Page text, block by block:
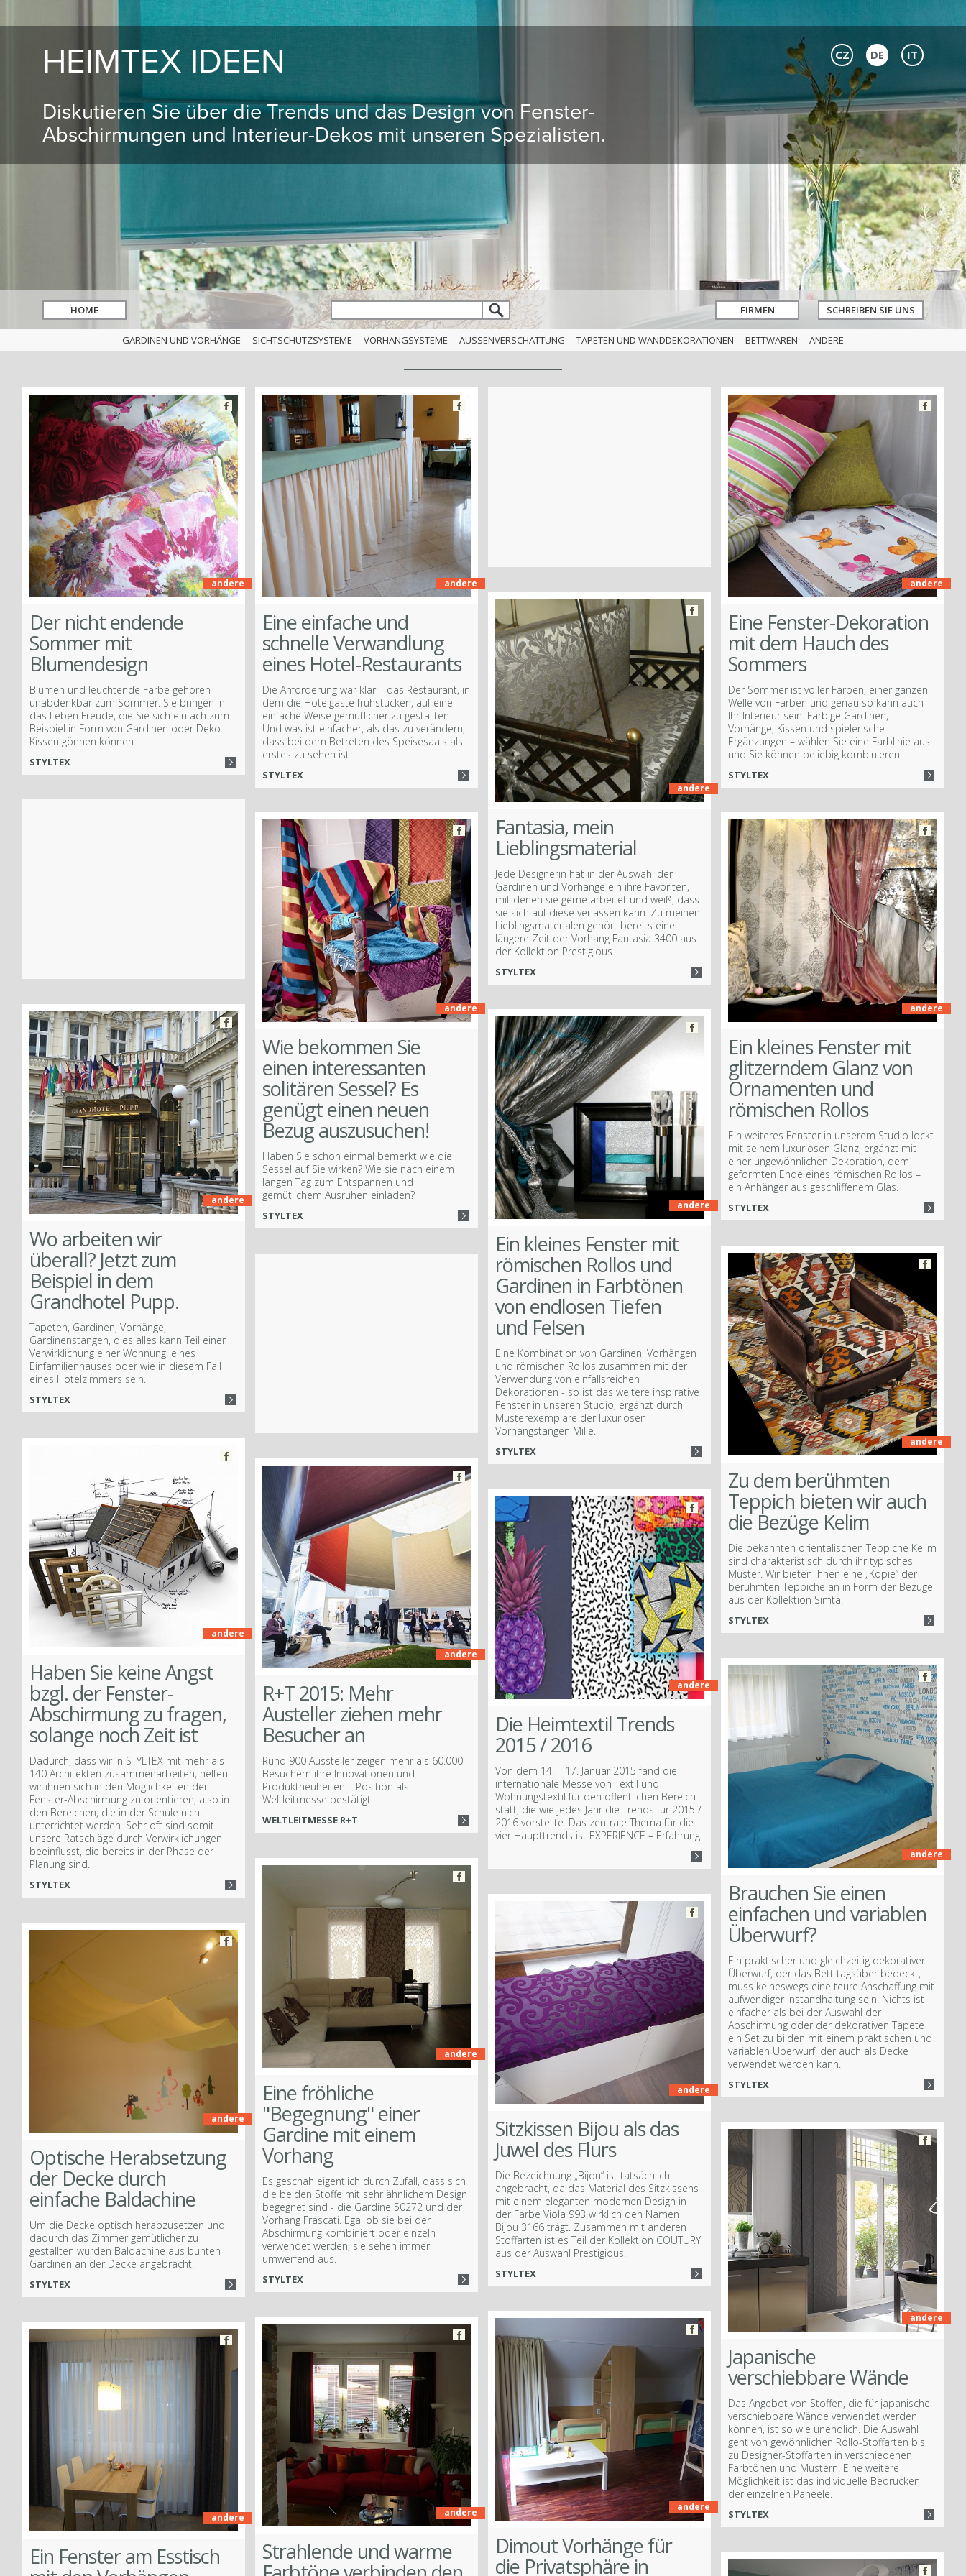
HEIMTEX IDEEN
Diskutieren Sie über die Trends und das Design von Fenster-
Abschirmungen und Interieur-Dekos mit unseren Spezialisten.
CZ DE IT
HOME hledat FIRMEN SCHREIBEN SIE UNS
GARDINEN UND VORHÄNGE SICHTSCHUTZSYSTEME VORHANGSYSTEME AUSSENVERSCHATTUNG TAPETEN UND WANDDEKORATIONEN BETTWAREN ANDERE
andere
Der nicht endende
Sommer mit
Blumendesign
Blumen und leuchtende Farbe gehören
unabdenkbar zum Sommer. Sie bringen in
das Leben Freude, die Sie sich einfach zum
Beispiel in Form von Gardinen oder Deko-
Kissen gönnen können.
STYLTEX
andere
Eine einfache und
schnelle Verwandlung
eines Hotel-Restaurants
Die Anforderung war klar – das Restaurant, in
dem die Hotelgäste frühstücken, auf eine
einfache Weise gemütlicher zu gestallten.
Und was ist einfacher, als das zu verändern,
dass bei dem Betreten des Speisesaals als
erstes zu sehen ist.
STYLTEX
Facebook
andere
Eine Fenster-Dekoration
mit dem Hauch des
Sommers
Der Sommer ist voller Farben, einer ganzen
Welle von Farben und genau so kann auch
Ihr Interieur sein. Farbige Gardinen,
Vorhänge, Kissen und spielerische
Ergänzungen – wählen Sie eine Farblinie aus
und Sie können beliebig kombinieren.
STYLTEX
Více
andere
Fantasia, mein
Lieblingsmaterial
Jede Designerin hat in der Auswahl der
Gardinen und Vorhänge ein ihre Favoriten,
mit denen sie gerne arbeitet und weiß, dass
sie sich auf diese verlassen kann. Zu meinen
Lieblingsmaterialen gehört bereits eine
längere Zeit der Vorhang Fantasia 3400 aus
der Kollektion Prestigious.
STYLTEX
andere
Wie bekommen Sie
einen interessanten
solitären Sessel? Es
genügt einen neuen
Bezug auszusuchen!
Haben Sie schon einmal bemerkt wie die
Sessel auf Sie wirken? Wie sie nach einem
langen Tag zum Entspannen und
gemütlichem Ausruhen einladen?
STYLTEX
andere
Ein kleines Fenster mit
glitzerndem Glanz von
Ornamenten und
römischen Rollos
Ein weiteres Fenster in unserem Studio lockt
mit seinem luxuriösen Glanz, ergänzt mit
einer ungewöhnlichen Dekoration, dem
geformten Ende eines römischen Rollos –
ein Anhänger aus geschliffenem Glas.
STYLTEX
Více
andere
Wo arbeiten wir
überall? Jetzt zum
Beispiel in dem
Grandhotel Pupp.
Tapeten, Gardinen, Vorhänge,
Gardinenstangen, dies alles kann Teil einer
Verwirklichung einer Wohnung, eines
Einfamilienhauses oder wie in diesem Fall
eines Hotelzimmers sein.
STYLTEX
andere
Ein kleines Fenster mit
römischen Rollos und
Gardinen in Farbtönen
von endlosen Tiefen
und Felsen
Eine Kombination von Gardinen, Vorhängen
und römischen Rollos zusammen mit der
Verwendung von einfallsreichen
Dekorationen - so ist das weitere inspirative
Fenster in unseren Studio, ergänzt durch
Musterexemplare der luxuriösen
Vorhangstangen Mille.
STYLTEX
andere
Zu dem berühmten
Teppich bieten wir auch
die Bezüge Kelim
Die bekannten orientalischen Teppiche Kelim
sind charakteristisch durch ihr typisches
Muster. Wir bieten Ihnen eine „Kopie“ der
berühmten Teppiche an in Form der Bezüge
aus der Kollektion Simta.
STYLTEX
andere
Haben Sie keine Angst
bzgl. der Fenster-
Abschirmung zu fragen,
solange noch Zeit ist
Dadurch, dass wir in STYLTEX mit mehr als
140 Architekten zusammenarbeiten, helfen
wir ihnen sich in den Möglichkeiten der
Fenster-Abschirmung zu orientieren, also in
den Bereichen, die in der Schule nicht
unterrichtet werden. Sehr oft sind somit
unsere Ratschläge durch Verwirklichungen
beeinflusst, die bereits in der Phase der
Planung sind.
STYLTEX
andere
R+T 2015: Mehr
Austeller ziehen mehr
Besucher an
Rund 900 Aussteller zeigen mehr als 60.000
Besuchern ihre Innovationen und
Produktneuheiten – Position als
Weltleitmesse bestätigt.
WELTLEITMESSE R+T
andere
Die Heimtextil Trends
2015 / 2016
Von dem 14. – 17. Januar 2015 fand die
internationale Messe von Textil und
Wohnungstextil für den öffentlichen Bereich
statt, die wie jedes Jahr die Trends für 2015 /
2016 vorstellte. Das zentrale Thema für die
vier Haupttrends ist EXPERIENCE – Erfahrung.
Facebook
andere
Brauchen Sie einen
einfachen und variablen
Überwurf?
Ein praktischer und gleichzeitig dekorativer
Überwurf, der das Bett tagsüber bedeckt,
muss keineswegs eine teure Anschaffung mit
aufwendiger Instandhaltung sein. Nichts ist
einfacher als bei der Auswahl der
Abschirmung oder der dekorativen Tapete
ein Set zu bilden mit einem praktischen und
variablen Überwurf, der auch als Decke
verwendet werden kann.
STYLTEX
Více
andere
Eine fröhliche
"Begegnung" einer
Gardine mit einem
Vorhang
Es geschah eigentlich durch Zufall, dass sich
die beiden Stoffe mit sehr ähnlichem Design
begegnet sind - die Gardine 50272 und der
Vorhang Frascati. Egal ob sie bei der
Abschirmung kombiniert oder einzeln
verwendet werden, sie sehen immer
umwerfend aus.
STYLTEX
andere
Sitzkissen Bijou als das
Juwel des Flurs
Die Bezeichnung „Bijou“ ist tatsächlich
angebracht, da das Material des Sitzkissens
mit einem eleganten modernen Design in
der Farbe Viola 993 wirklich den Namen
Bijou 3166 trägt. Zusammen mit anderen
Stoffarten ist es Teil der Kollektion COUTURY
aus der Auswahl Prestigious.
STYLTEX
andere
Optische Herabsetzung
der Decke durch
einfache Baldachine
Um die Decke optisch herabzusetzen und
dadurch das Zimmer gemütlicher zu
gestallten wurden Baldachine aus bunten
Gardinen an der Decke angebracht.
STYLTEX
andere
Japanische
verschiebbare Wände
Das Angebot von Stoffen, die für japanische
verschiebbare Wände verwendet werden
können, ist so wie unendlich. Die Auswahl
geht von gewöhnlichen Rollo-Stoffarten bis
zu Designer-Stoffarten in verschiedenen
Farbtönen und Mustern. Eine weitere
Möglichkeit ist das individuelle Bedrucken
der einzelnen Paneele.
STYLTEX
Více
andere
Dimout Vorhänge für
die Privatsphäre in
andere
Strahlende und warme
andere
Ein Fenster am Esstisch